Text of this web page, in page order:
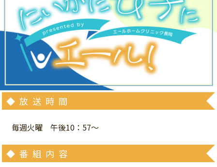
アナウンサー
イベント
ニュース
プレゼント
コンテンツ・アプリ
キッズ
◆放送時間
毎週火曜 午後10：57～
◆番組内容